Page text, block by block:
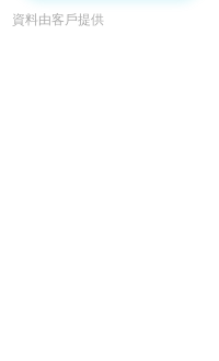
資料由客戶提供